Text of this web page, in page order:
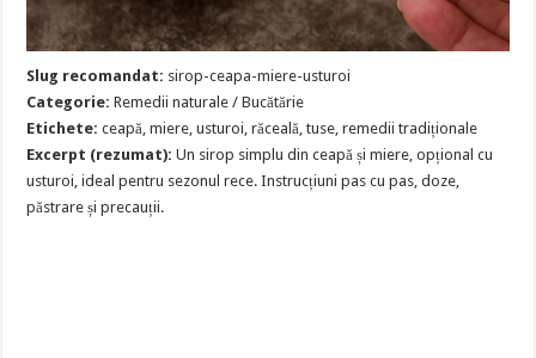
Slug recomandat: sirop-ceapa-miere-usturoi
Categorie: Remedii naturale / Bucătărie
Etichete: ceapă, miere, usturoi, răceală, tuse, remedii tradiționale
Excerpt (rezumat): Un sirop simplu din ceapă și miere, opțional cu
usturoi, ideal pentru sezonul rece. Instrucțiuni pas cu pas, doze,
păstrare și precauții.